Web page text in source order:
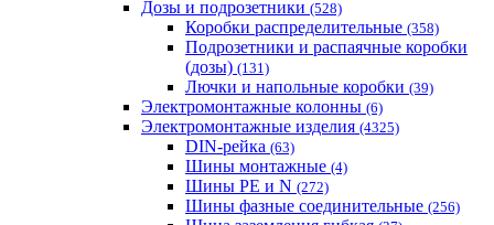
Дозы и подрозетники (528)
Коробки распределительные (358)
Подрозетники и распаячные коробки
(дозы) (131)
Лючки и напольные коробки (39)
Электромонтажные колонны (6)
Электромонтажные изделия (4325)
DIN-рейка (63)
Шины монтажные (4)
Шины PE и N (272)
Шины фазные соединительные (256)